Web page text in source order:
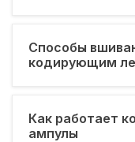
Способы
кодирующим
Как работает
ампулы